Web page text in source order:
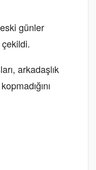
günler
çekildi.
arkadaşlık